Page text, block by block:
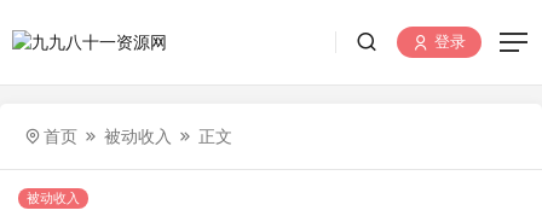
登录
首页 被动收入 正文
被动收入